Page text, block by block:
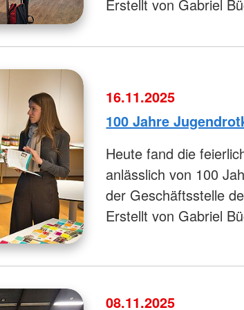
Erstellt von Gabriel
16.11.2025
100 Jahre
Heute fand die
anlässlich von 100
der Geschäftsstelle
Erstellt von Gabriel
08.11.2025